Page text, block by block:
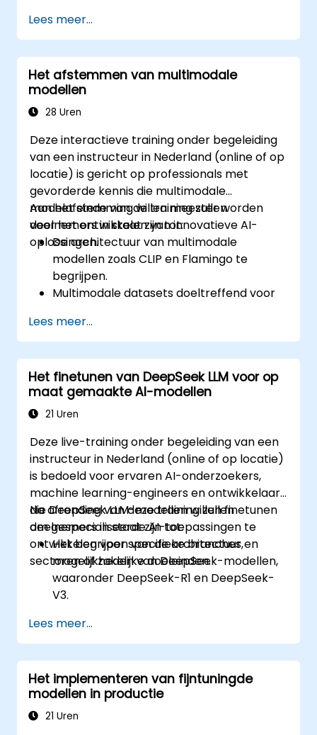
aan te passen met zo min mogelijk data.
De prestaties van LLMs optimaliseren
voor praktische toepassingen.
Lees meer...
Het afstemmen van multimodale
modellen
28 Uren
Deze interactieve training onder begeleiding
van een instructeur in Nederland (online of op
locatie) is gericht op professionals met
gevorderde kennis die multimodale
modelafstemming willen meester worden
voor het ontwikkelen van innovatieve AI-
oplossingen.
Aan het einde van de training zullen
deelnemers in staat zijn tot:
De architectuur van multimodale
modellen zoals CLIP en Flamingo te
begrijpen.
Multimodale datasets doeltreffend voor
Multimodale modellen af te stemmen op
specifieke taken.
Deze modellen te optimaliseren voor
praktische toepassingen en betere
prestaties.
Lees meer...
Het finetunen van DeepSeek LLM voor op
maat gemaakte AI-modellen
21 Uren
Deze live-training onder begeleiding van een
instructeur in Nederland (online of op locatie)
is bedoeld voor ervaren AI-onderzoekers,
machine learning-engineers en ontwikkelaars
die DeepSeek LLM-modellen willen finetunen
om gespecialiseerde AI-toepassingen te
ontwikkelen voor specifieke branches,
sectoren of zakelijke doeleinden.
Na afronding van deze training zullen
deelnemers in staat zijn tot:
Het begrijpen van de architectuur en
mogelijkheden van DeepSeek-modellen,
waaronder DeepSeek-R1 en DeepSeek-
V3.
voorverwerken van gegevens voor
finetuning.
Het finetunen van DeepSeek LLM voor
toepassingen binnen bepaalde
vakgebieden.
Het efficiënt optimaliseren en
Lees meer...
Het implementeren van fijntuningde
modellen in productie
21 Uren